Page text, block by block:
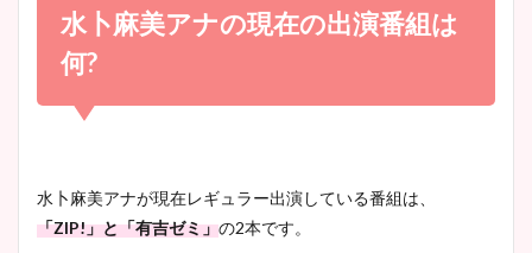
宇賀神メグアナのニット画像
池谷実悠アナのメガネ画像が
かわいい！カップや水着姿も
め！足が美脚でニット衣装も
かわいい！
wikiプロフもチェック！
水卜麻美アナの現在の出演番組は
何?
水卜麻美アナが現在レギュラー出演している番組は、
「ZIP!」と「有吉ゼミ」の2本です。